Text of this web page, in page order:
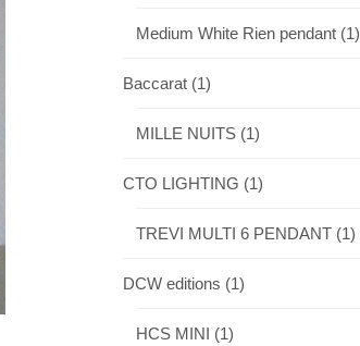
Medium White Rien pendant (1)
Baccarat (1)
MILLE NUITS (1)
CTO LIGHTING (1)
TREVI MULTI 6 PENDANT (1)
DCW editions (1)
HCS MINI (1)